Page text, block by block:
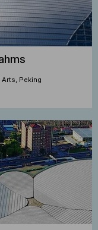
Peking